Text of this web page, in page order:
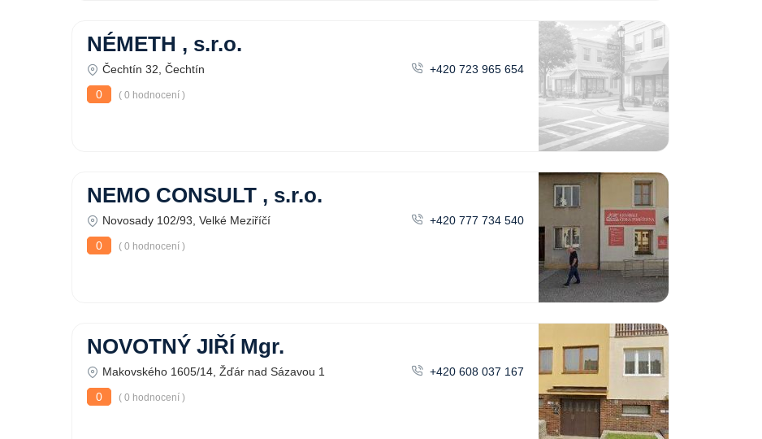
NÉMETH , s.r.o.
Čechtín 32, Čechtín
+420 723 965 654
0
( 0 hodnocení )
NEMO CONSULT , s.r.o.
Novosady 102/93, Velké Meziříčí
+420 777 734 540
0
( 0 hodnocení )
NOVOTNÝ JIŘÍ Mgr.
Makovského 1605/14, Žďár nad Sázavou 1
+420 608 037 167
0
( 0 hodnocení )